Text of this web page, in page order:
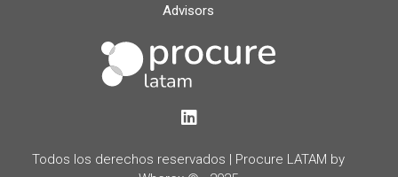
Advisors
LinkedIn
Todos los derechos reservados | Procure LATAM by